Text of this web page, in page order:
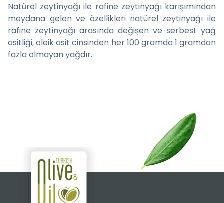
Natürel zeytinyağı ile rafine zeytinyağı karışımından
meydana gelen ve özellikleri natürel zeytinyağı ile
rafine zeytinyağı arasında değişen ve serbest yağ
asitliği, oleik asit cinsinden her 100 gramda 1 gramdan
fazla olmayan yağdır.